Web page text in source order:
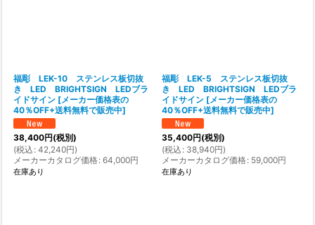
福彫 LEK-10 ステンレス板切抜
き LED BRIGHTSIGN LEDブラ
イドサイン [メーカー価格表の
40％OFF+送料無料で販売中]
38,400円(税別)
(税込 : 42,240円)
メーカーカタログ価格: 64,000円
在庫あり
福彫 LEK-5 ステンレス板切抜
き LED BRIGHTSIGN LEDブラ
イドサイン [メーカー価格表の
40％OFF+送料無料で販売中]
35,400円(税別)
(税込 : 38,940円)
メーカーカタログ価格: 59,000円
在庫あり